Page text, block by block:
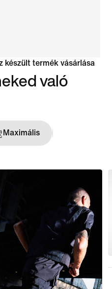
készült termék vásárlása
való
Maximális